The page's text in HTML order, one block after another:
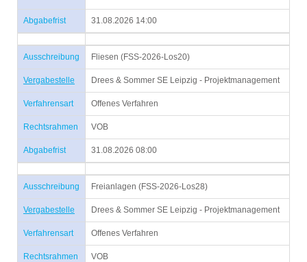
Abgabefrist 31.08.2026 14:00
Ausschreibung Fliesen (FSS-2026-Los20)
Vergabestelle Drees & Sommer SE Leipzig - Projektmanagement
Verfahrensart Offenes Verfahren
Rechtsrahmen VOB
Abgabefrist 31.08.2026 08:00
Ausschreibung Freianlagen (FSS-2026-Los28)
Vergabestelle Drees & Sommer SE Leipzig - Projektmanagement
Verfahrensart Offenes Verfahren
Rechtsrahmen VOB